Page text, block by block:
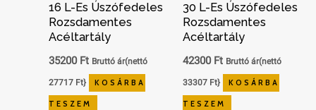
16 L-Es Úszófedeles
Rozsdamentes
Acéltartály
35200 Ft Bruttó ár(nettó
27717 Ft} KOSÁRBA
TESZEM
30 L-Es Úszófedeles
Rozsdamentes
Acéltartály
42300 Ft Bruttó ár(nettó
33307 Ft} KOSÁRBA
TESZEM